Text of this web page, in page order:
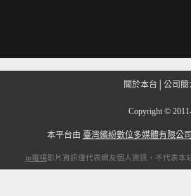
關於本台 公司簡
Copyright ©
本平台由 臺灣繽紛數位多媒體有限公
ip電視影片資訊僅代表網友個人資訊，不代表本